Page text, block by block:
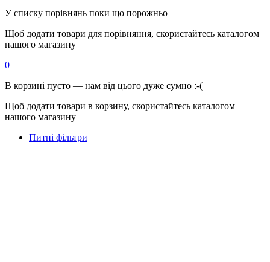
У списку порівнянь поки що порожньо
Щоб додати товари для порівняння, скористайтесь каталогом
нашого магазину
0
В корзині пусто — нам від цього дуже сумно :-(
Щоб додати товари в корзину, скористайтесь каталогом
нашого магазину
Питні фільтри